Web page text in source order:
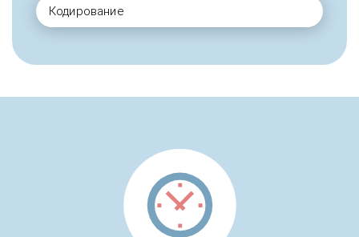
Кодирование